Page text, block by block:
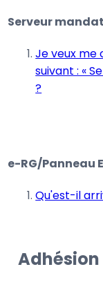
Serveur
Je veux me
suivant : «
?
e-RG/Panneau
Qu'est-il